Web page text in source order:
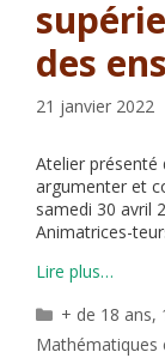
des
21 janvier 2022
Atelier présenté
argumenter et
samedi 30 avril
Animatrices-
Lire plus…
Catégories
+ de 18 ans,
Mathématiques